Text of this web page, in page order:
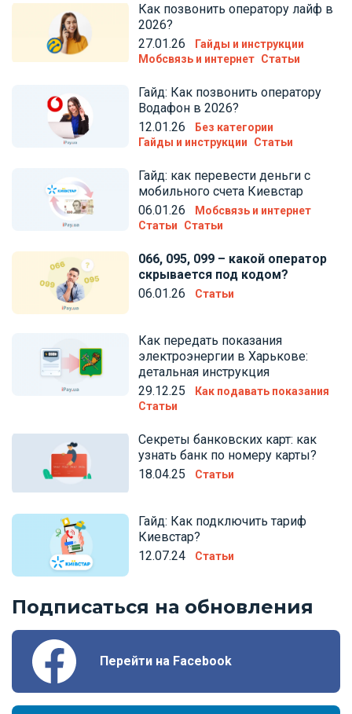
Как позвонить оператору лайф в
2026?
27.01.26
Гайды и инструкции
Мобсвязь и интернет Статьи
Гайд: Как позвонить оператору
Водафон в 2026?
12.01.26
Без категории
Гайды и инструкции
Статьи
Гайд: как перевести деньги с
мобильного счета Киевстар
06.01.26
Мобсвязь и интернет
Статьи
Статьи
066, 095, 099 – какой оператор
скрывается под кодом?
06.01.26
Статьи
Как передать показания
электроэнергии в Харькове:
детальная инструкция
29.12.25
Как подавать показания
Статьи
Секреты банковских карт: как
узнать банк по номеру карты?
18.04.25
Статьи
Гайд: Как подключить тариф
Киевстар?
12.07.24
Статьи
Подписаться на обновления
Перейти на Facebook